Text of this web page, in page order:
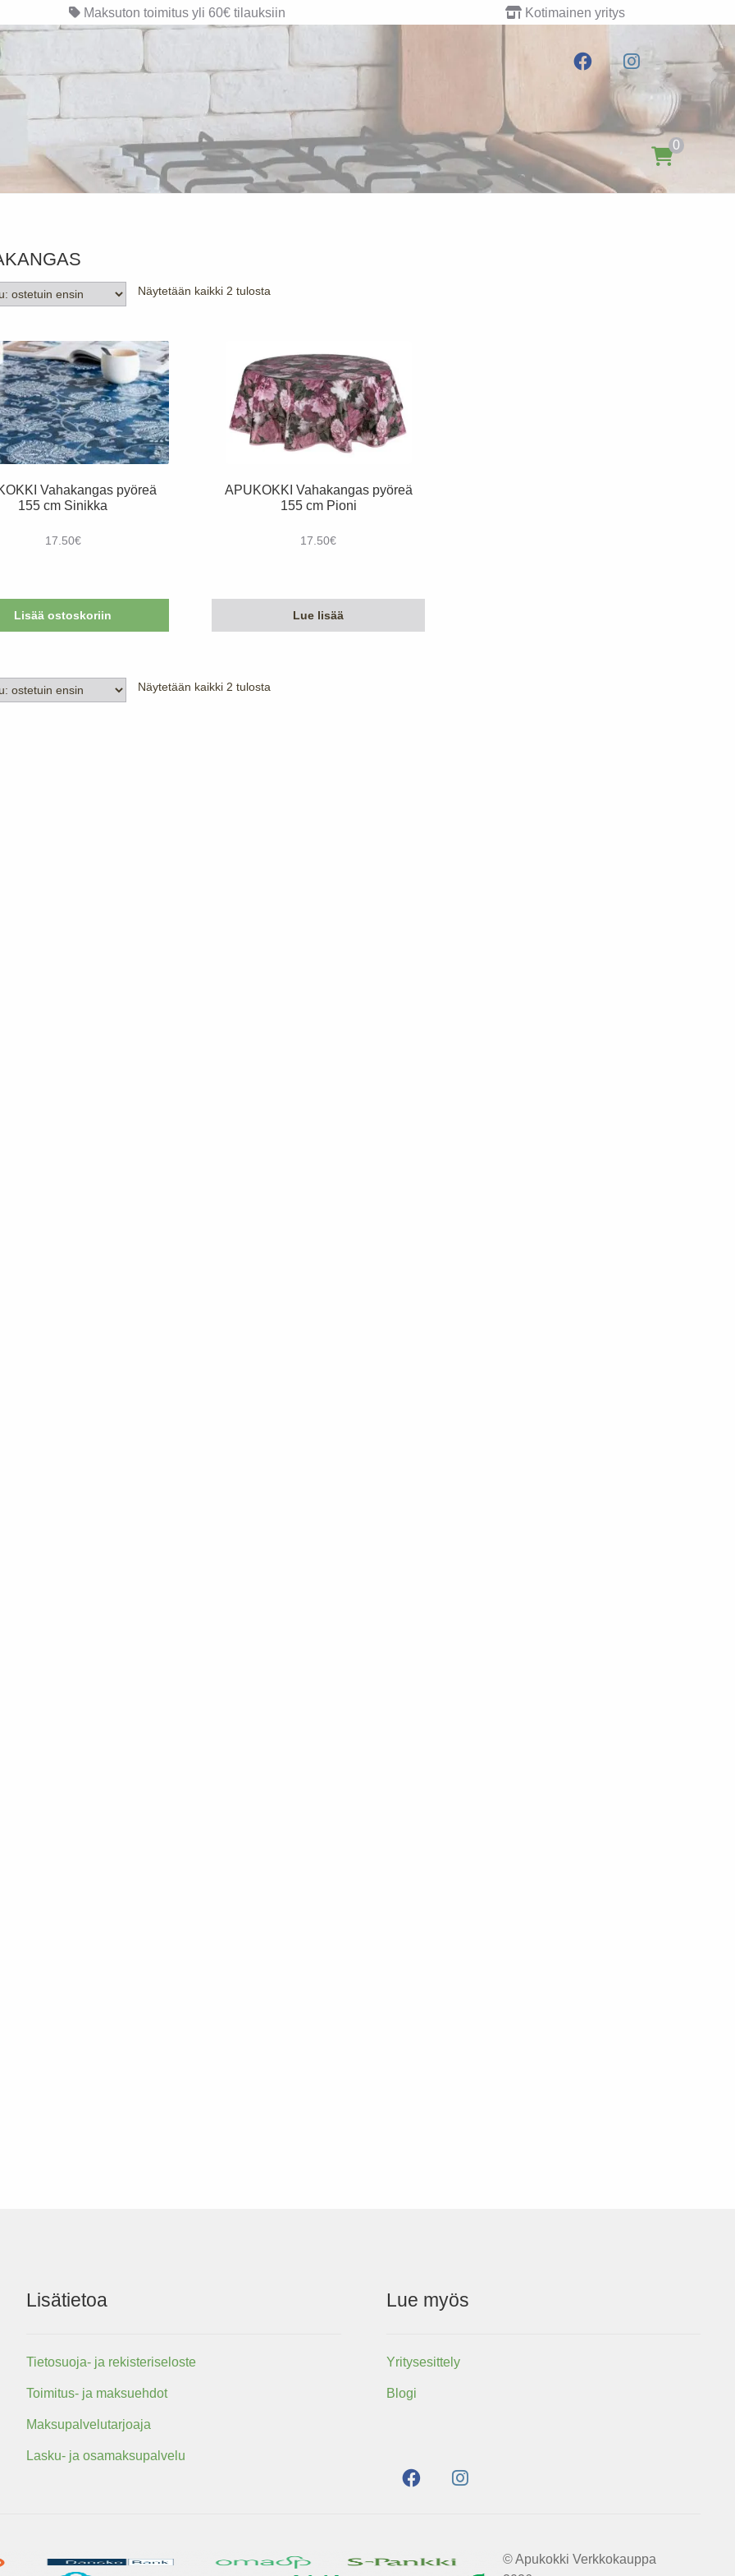
Maksuton toimitus yli 60€ tilauksiin Kotimainen yritys
0
Näytetään kaikki 2 tulostaSuosituimmat
Vahakangas pyöreä
155 cm Sinikka
17.50€
Lisää ostoskoriin
APUKOKKI Vahakangas pyöreä
155 cm Pioni
17.50€
Lue lisää
Näytetään kaikki 2 tulostaSuosituimmat
Lisätietoa
Tietosuoja- ja rekisteriseloste
Toimitus- ja maksuehdot
Maksupalvelutarjoaja
Lasku- ja osamaksupalvelu
Lue myös
Yritysesittely
Blogi
© Apukokki Verkkokauppa